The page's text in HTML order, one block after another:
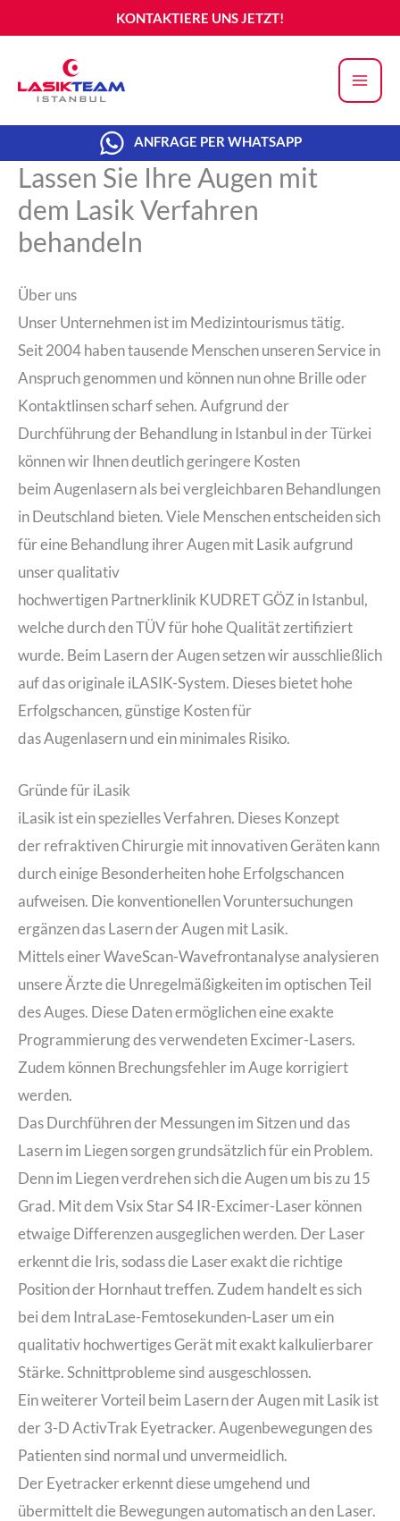
Inhalt
KONTAKTIERE UNS JETZT!
ANFRAGE PER WHATSAPP
Lassen Sie Ihre Augen mit
dem Lasik Verfahren
behandeln
Über uns
Unser Unternehmen ist im Medizintourismus tätig.
Seit 2004 haben tausende Menschen unseren Service in
Anspruch genommen und können nun ohne Brille oder
Kontaktlinsen scharf sehen. Aufgrund der
Durchführung der Behandlung in Istanbul in der Türkei
können wir Ihnen deutlich geringere Kosten
beim Augenlasern als bei vergleichbaren Behandlungen
in Deutschland bieten. Viele Menschen entscheiden sich
für eine Behandlung ihrer Augen mit Lasik aufgrund
unser qualitativ
hochwertigen Partnerklinik KUDRET GÖZ in Istanbul,
welche durch den TÜV für hohe Qualität zertifiziert
wurde. Beim Lasern der Augen setzen wir ausschließlich
auf das originale iLASIK-System. Dieses bietet hohe
Erfolgschancen, günstige Kosten für
das Augenlasern und ein minimales Risiko.
Gründe für iLasik
iLasik ist ein spezielles Verfahren. Dieses Konzept
der refraktiven Chirurgie mit innovativen Geräten kann
durch einige Besonderheiten hohe Erfolgschancen
aufweisen. Die konventionellen Voruntersuchungen
ergänzen das Lasern der Augen mit Lasik.
Mittels einer WaveScan-Wavefrontanalyse analysieren
unsere Ärzte die Unregelmäßigkeiten im optischen Teil
des Auges. Diese Daten ermöglichen eine exakte
Programmierung des verwendeten Excimer-Lasers.
Zudem können Brechungsfehler im Auge korrigiert
werden.
Das Durchführen der Messungen im Sitzen und das
Lasern im Liegen sorgen grundsätzlich für ein Problem.
Denn im Liegen verdrehen sich die Augen um bis zu 15
Grad. Mit dem Vsix Star S4 IR-Excimer-Laser können
etwaige Differenzen ausgeglichen werden. Der Laser
erkennt die Iris, sodass die Laser exakt die richtige
Position der Hornhaut treffen. Zudem handelt es sich
bei dem IntraLase-Femtosekunden-Laser um ein
qualitativ hochwertiges Gerät mit exakt kalkulierbarer
Stärke. Schnittprobleme sind ausgeschlossen.
Ein weiterer Vorteil beim Lasern der Augen mit Lasik ist
der 3-D ActivTrak Eyetracker. Augenbewegungen des
Patienten sind normal und unvermeidlich.
Der Eyetracker erkennt diese umgehend und
übermittelt die Bewegungen automatisch an den Laser.